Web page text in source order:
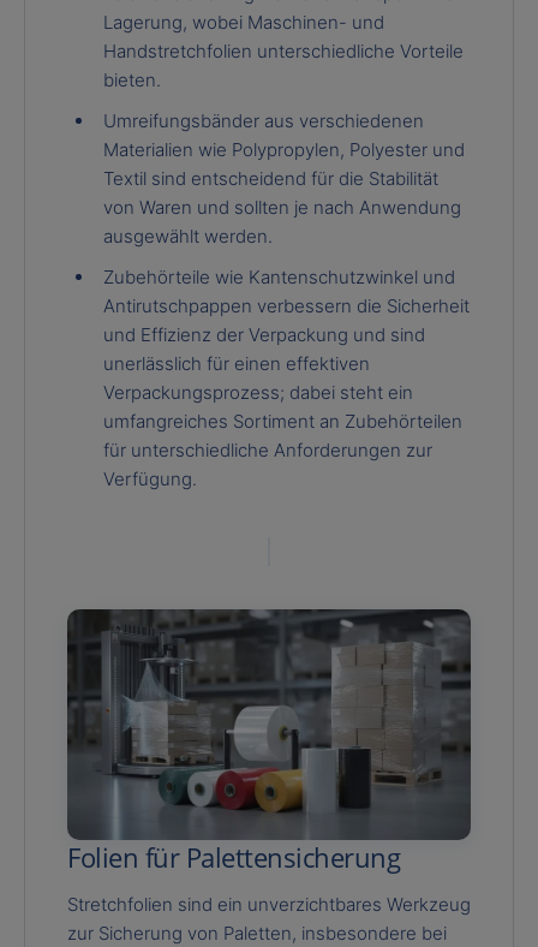
Lagerung, wobei Maschinen- und
Handstretchfolien unterschiedliche Vorteile
bieten.
Umreifungsbänder aus verschiedenen
Materialien wie Polypropylen, Polyester und
Textil sind entscheidend für die Stabilität
von Waren und sollten je nach Anwendung
ausgewählt werden.
Zubehörteile wie Kantenschutzwinkel und
Antirutschpappen verbessern die Sicherheit
und Effizienz der Verpackung und sind
unerlässlich für einen effektiven
Verpackungsprozess; dabei steht ein
umfangreiches Sortiment an Zubehörteilen
für unterschiedliche Anforderungen zur
Verfügung.
Folien für Palettensicherung
Stretchfolien sind ein unverzichtbares Werkzeug
zur Sicherung von Paletten, insbesondere bei